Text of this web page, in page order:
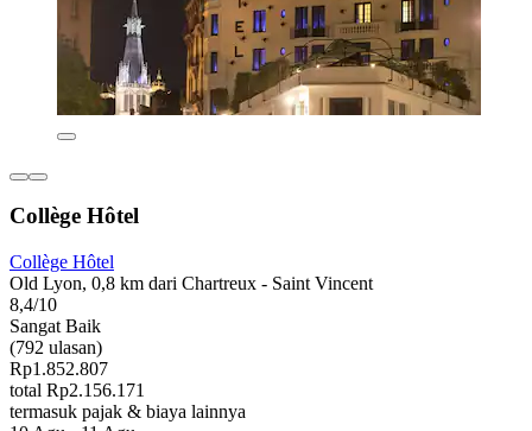
Collège Hôtel
Collège Hôtel
Old Lyon, 0,8 km dari Chartreux - Saint Vincent
8,4/10
Sangat Baik
(792 ulasan)
Rp1.852.807
total Rp2.156.171
termasuk pajak & biaya lainnya